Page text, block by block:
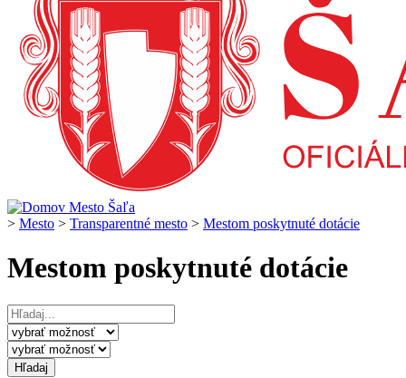
> Mesto > Transparentné mesto > Mestom poskytnuté dotácie
Mestom poskytnuté dotácie